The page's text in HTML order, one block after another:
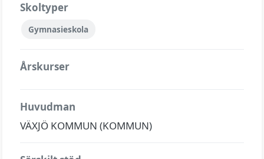
Skoltyper
Gymnasieskola
Årskurser
Huvudman
VÄXJÖ KOMMUN (KOMMUN)